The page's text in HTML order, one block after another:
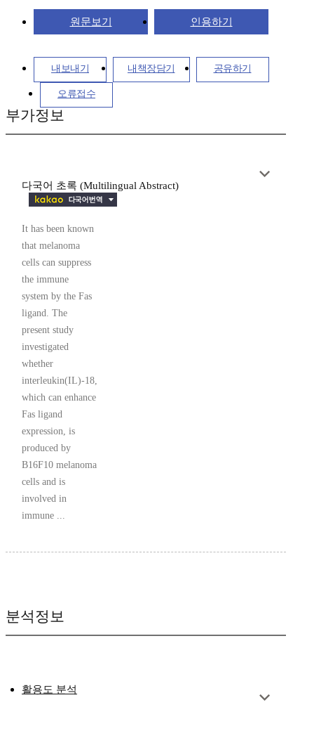
원문보기 인용하기
내보내기 내책장담기 공유하기
오류접수
부가정보
다국어 초록 (Multilingual Abstract)
It has been known
that melanoma
cells can suppress
the immune
system by the Fas
ligand. The
present study
investigated
whether
interleukin(IL)-18,
which can enhance
Fas ligand
expression, is
produced by
B16F10 melanoma
cells and is
involved in
immune ...
분석정보
활용도 분석